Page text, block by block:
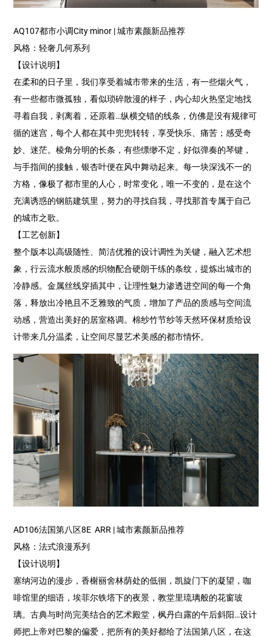
AQ107都市小调City minor | 城市素颜新品推荐
风格：轻奢几何系列
【设计说明】
在柔和的日子里，我们享受着城市带来的生活，有一些烟火气，
有一些都市微孤独，看似琐碎散漫的样子，内心却火热坚定地找
寻着自我，剥离着，还原着…纵横交错的线条，仿佛是没有规律可
循的迷宫，每个人都在其中兜兜转转，享受快乐、痛苦；感受奇
妙、迷茫。棱角分明的长条，有些缥缈不定，好似弹奏的琴键，
与手指间的接触，银杏叶便在风中舞动起来。每一块深浅不一的
方格，像极了都市里的人心，时常变化，唯一不变的，是在这个
充满诱惑的钢筋建筑里，努力的寻找自我，寻找那首专属于自己
的城市之歌。
【工艺创新】
整个版本以高级随性、简洁优雅的设计调性为关键，融入艺术想
象，行云流水般质感的织物配合硬朗干练的条纹，提炼出城市的
冷静感。金属丝线穿插其中，让理性魅力渗透进空间的每一个角
落，释放出冷艳且不乏雅致的气质，增加了产品的质感与空间流
动感，营造出美好的居室格调。棉纱竹节纱等天然环保材质给设
计带来几分温柔，让空间尽显艺术美感的都市情怀。
AD106法国第八区8E ARR | 城市素颜新品推荐
风格：法式浪漫系列
【设计说明】
塞纳河边的漫步，香榭丽舍林荫处的低徊，凯旋门下的凝望，咖
啡馆里的细语，埃菲尔铁塔下的夜景，教堂里琉璃般的花窗玻
璃。古典与时尚完美结合的艺术殿堂，枫丹白露的午后斜阳…设计
师把上帝对巴黎的偏爱，把所有的美好都给了法国第八区，在这